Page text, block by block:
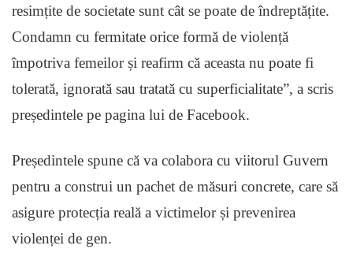
resimțite de societate sunt cât se poate de îndreptățite.
Condamn cu fermitate orice formă de violență
împotriva femeilor și reafirm că aceasta nu poate fi
tolerată, ignorată sau tratată cu superficialitate”, a scris
președintele pe pagina lui de Facebook.
Președintele spune că va colabora cu viitorul Guvern
pentru a construi un pachet de măsuri concrete, care să
asigure protecția reală a victimelor și prevenirea
violenței de gen.